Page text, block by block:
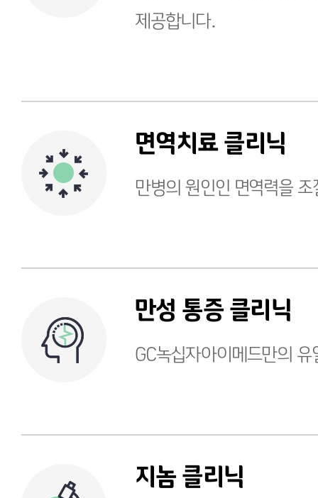
제공합니다.
면역치료 클리닉
만병의 원인인 면역력을
만성 통증 클리닉
GC녹십자아이메드만의
지놈 클리닉